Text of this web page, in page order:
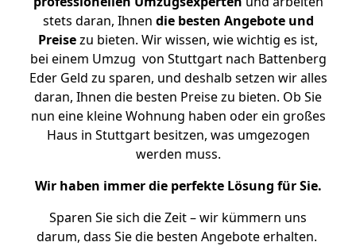
stets daran, Ihnen die besten Angebote und
Preisezu bieten. Wir wissen, wie wichtig es ist,
bei einem Umzug von Stuttgart nach Battenberg
Eder Geld zu sparen, und deshalb setzen wir alles
daran, Ihnen die besten Preise zu bieten. Ob Sie
nun eine kleine Wohnung haben oder ein großes
Haus in Stuttgart besitzen, was umgezogen
werden muss.
Wir haben immer die perfekte Lösung für Sie.
Sparen Sie sich die Zeit – wir kümmern uns
darum, dass Sie die besten Angebote erhalten.